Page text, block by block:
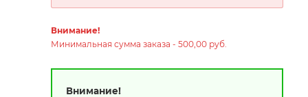
Внимание!
Минимальная сумма заказа - 500,00 руб.
Внимание!